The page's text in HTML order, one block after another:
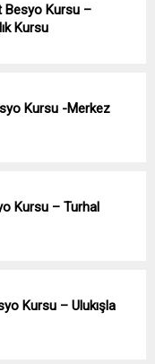
Besyo Kursu –
Kursu
Kursu -Merkez
Kursu – Turhal
Kursu – Ulukışla